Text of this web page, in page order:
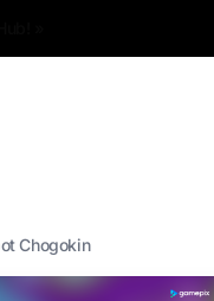
Chogokin